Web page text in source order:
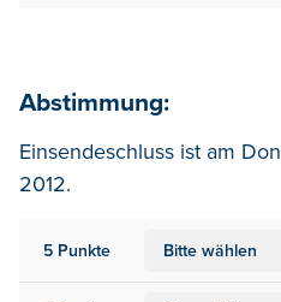
Abstimmung:
Einsendeschluss ist am
2012.
5 Punkte